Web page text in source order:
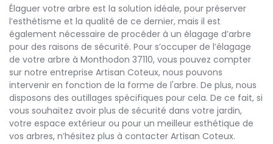
Élaguer votre arbre est la solution idéale, pour préserver
l’esthétisme et la qualité de ce dernier, mais il est
également nécessaire de procéder à un élagage d’arbre
pour des raisons de sécurité. Pour s’occuper de l’élagage
de votre arbre à Monthodon 37110, vous pouvez compter
sur notre entreprise Artisan Coteux, nous pouvons
intervenir en fonction de la forme de l'arbre. De plus, nous
disposons des outillages spécifiques pour cela. De ce fait, si
vous souhaitez avoir plus de sécurité dans votre jardin,
votre espace extérieur ou pour un meilleur esthétique de
vos arbres, n’hésitez plus à contacter Artisan Coteux.